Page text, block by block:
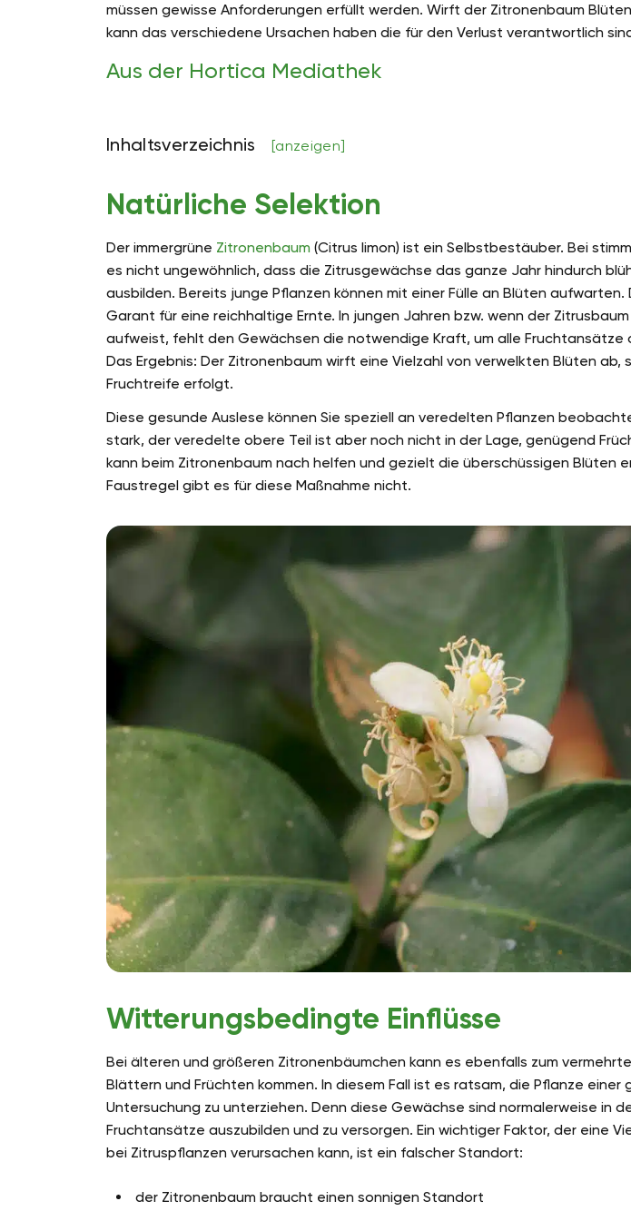
müssen gewisse Anforderungen erfüllt werden. Wirft der Zitronenbaum
kann das verschiedene Ursachen haben die für den Verlust verantwortlich
Aus der Hortica Mediathek
Inhaltsverzeichnis [anzeigen]
Natürliche Selektion
Der immergrüne Zitronenbaum (Citrus limon) ist ein Selbstbestäuber. Bei
es nicht ungewöhnlich, dass die Zitrusgewächse das ganze Jahr hindurch
ausbilden. Bereits junge Pflanzen können mit einer Fülle an Blüten aufwarten.
Garant für eine reichhaltige Ernte. In jungen Jahren bzw. wenn der
aufweist, fehlt den Gewächsen die notwendige Kraft, um alle Fruchtansätze
Das Ergebnis: Der Zitronenbaum wirft eine Vielzahl von verwelkten Blüten ab,
Fruchtreife erfolgt.
Diese gesunde Auslese können Sie speziell an veredelten Pflanzen
stark, der veredelte obere Teil ist aber noch nicht in der Lage, genügend
kann beim Zitronenbaum nach helfen und gezielt die überschüssigen Blüten
Faustregel gibt es für diese Maßnahme nicht.
Witterungsbedingte Einflüsse
Bei älteren und größeren Zitronenbäumchen kann es ebenfalls zum
Blättern und Früchten kommen. In diesem Fall ist es ratsam, die Pflanze einer
Untersuchung zu unterziehen. Denn diese Gewächse sind normalerweise in
Fruchtansätze auszubilden und zu versorgen. Ein wichtiger Faktor, der eine
bei Zitruspflanzen verursachen kann, ist ein falscher Standort:
der Zitronenbaum braucht einen sonnigen Standort